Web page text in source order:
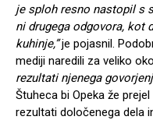
je sploh resno nastopil s
ni drugega odgovora, kot
kuhinje,”je pojasnil.
mediji naredili za veliko
rezultati njenega
Štuheca bi Opeka že
rezultati določenega dela